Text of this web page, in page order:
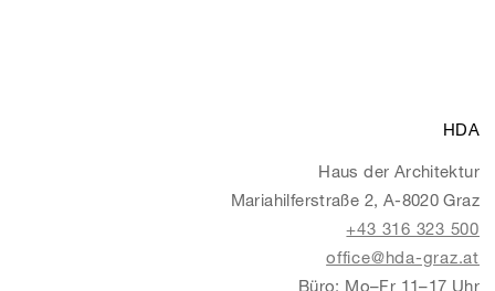
HDA
Haus der Architektur
Mariahilferstraße 2, A-8020 Graz
+43 316 323 500
office@hda-graz.at
Büro: Mo–Fr 11–17 Uhr